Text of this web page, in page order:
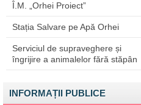
Î.M. „Orhei Proiect”
Stația Salvare pe Apă Orhei
Serviciul de supraveghere și
îngrijire a animalelor fără stăpân
INFORMAȚII PUBLICE